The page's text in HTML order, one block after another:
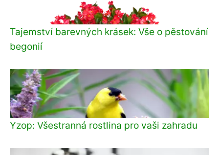
Tajemství barevných krásek: Vše o pěstování
begonií
Yzop: Všestranná rostlina pro vaši zahradu